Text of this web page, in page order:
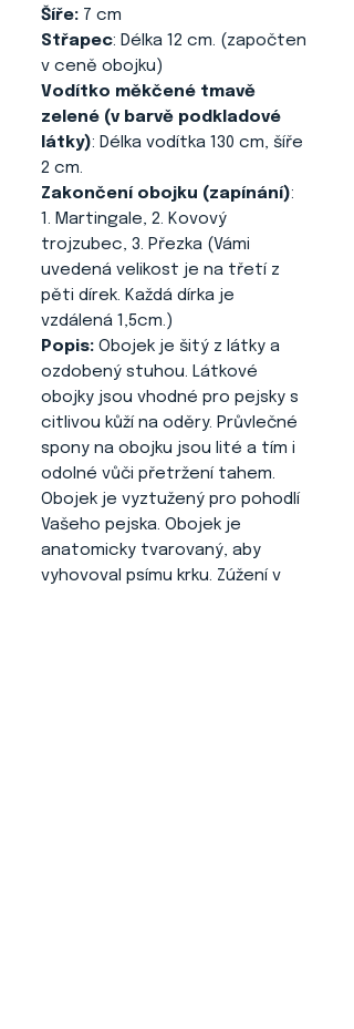
Šíře: 7 cm
Střapec: Délka 12 cm. (započten
v ceně obojku)
Vodítko měkčené tmavě
zelené (v barvě podkladové
látky): Délka vodítka 130 cm, šíře
2 cm.
Zakončení obojku (zapínání):
1. Martingale, 2. Kovový
trojzubec, 3. Přezka (Vámi
uvedená velikost je na třetí z
pěti dírek. Každá dírka je
vzdálená 1,5cm.)
Popis: Obojek je šitý z látky a
ozdobený stuhou. Látkové
obojky jsou vhodné pro pejsky s
citlivou kůží na oděry. Průvlečné
spony na obojku jsou lité a tím i
odolné vůči přetržení tahem.
Obojek je vyztužený pro pohodlí
Vašeho pejska. Obojek je
anatomicky tvarovaný, aby
vyhovoval psímu krku. Zúžení v